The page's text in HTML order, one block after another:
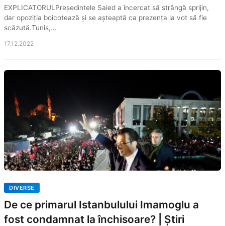
EXPLICATORULPreședintele Saied a încercat să strângă sprijin,
dar opoziția boicotează și se așteaptă ca prezența la vot să fie
scăzută.Tunis,...
17.12.2022
DIVERSE
De ce primarul Istanbulului Imamoglu a
fost condamnat la închisoare? | Știri